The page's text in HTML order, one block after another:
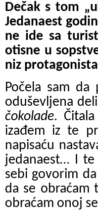
Dečak s tom
Jedanaest
ne ide sa
otisne u
niz
Počela sam
oduševljena
čokolade.
izađem iz te
napisaću
jedanaest… I
sebi govorim
da se obraćam
obraćam onoj